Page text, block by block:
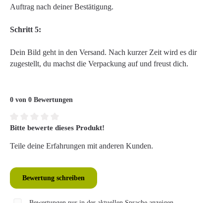
Auftrag nach deiner Bestätigung.
Schritt 5:
Dein Bild geht in den Versand. Nach kurzer Zeit wird es dir
zugestellt, du machst die Verpackung auf und freust dich.
0 von 0 Bewertungen
Durchschnittliche Bewertung von 0 von 5 Sternen
Bitte bewerte dieses Produkt!
Teile deine Erfahrungen mit anderen Kunden.
Bewertung schreiben